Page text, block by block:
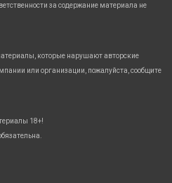
за содержание материала не
которые нарушают авторские
или организации, пожалуйста, сообщите
18+!